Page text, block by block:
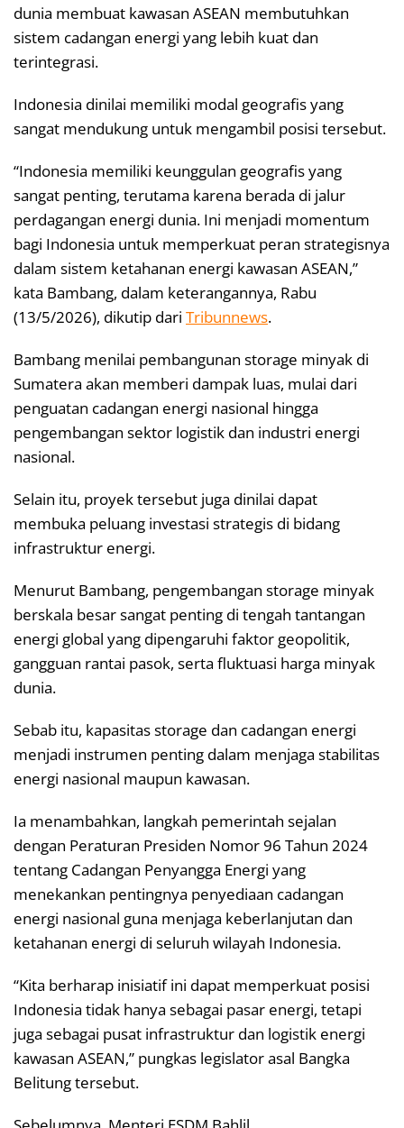
dunia membuat kawasan ASEAN membutuhkan
sistem cadangan energi yang lebih kuat dan
terintegrasi.
Indonesia dinilai memiliki modal geografis yang
sangat mendukung untuk mengambil posisi tersebut.
“Indonesia memiliki keunggulan geografis yang
sangat penting, terutama karena berada di jalur
perdagangan energi dunia. Ini menjadi momentum
bagi Indonesia untuk memperkuat peran strategisnya
dalam sistem ketahanan energi kawasan ASEAN,”
kata Bambang, dalam keterangannya, Rabu
(13/5/2026), dikutip dari Tribunnews.
Bambang menilai pembangunan storage minyak di
Sumatera akan memberi dampak luas, mulai dari
penguatan cadangan energi nasional hingga
pengembangan sektor logistik dan industri energi
nasional.
Selain itu, proyek tersebut juga dinilai dapat
membuka peluang investasi strategis di bidang
infrastruktur energi.
Menurut Bambang, pengembangan storage minyak
berskala besar sangat penting di tengah tantangan
energi global yang dipengaruhi faktor geopolitik,
gangguan rantai pasok, serta fluktuasi harga minyak
dunia.
Sebab itu, kapasitas storage dan cadangan energi
menjadi instrumen penting dalam menjaga stabilitas
energi nasional maupun kawasan.
Ia menambahkan, langkah pemerintah sejalan
dengan Peraturan Presiden Nomor 96 Tahun 2024
tentang Cadangan Penyangga Energi yang
menekankan pentingnya penyediaan cadangan
energi nasional guna menjaga keberlanjutan dan
ketahanan energi di seluruh wilayah Indonesia.
“Kita berharap inisiatif ini dapat memperkuat posisi
Indonesia tidak hanya sebagai pasar energi, tetapi
juga sebagai pusat infrastruktur dan logistik energi
kawasan ASEAN,” pungkas legislator asal Bangka
Belitung tersebut.